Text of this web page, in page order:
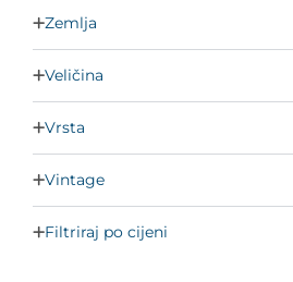
Zemlja
Veličina
Vrsta
Vintage
Filtriraj po cijeni